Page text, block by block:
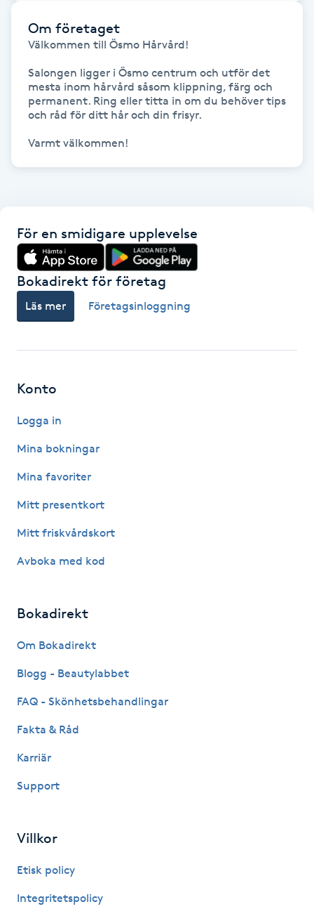
Huduppstramning
Hudvård
Hypnos
Hårborttagning
Hälsa
Japansk massage
Keratinbehandling
Om företaget
Välkommen till Ösmo Hårvård!
Salongen ligger i Ösmo centrum och utför det
mesta inom hårvård såsom klippning, färg och
permanent. Ring eller titta in om du behöver tips
och råd för ditt hår och din frisyr.
Varmt välkommen!
För en smidigare upplevelse
Bokadirekt för företag
Läs mer Företagsinloggning
Konto
Logga in
Mina bokningar
Mina favoriter
Mitt presentkort
Mitt friskvårdskort
Avboka med kod
Bokadirekt
Om Bokadirekt
Blogg - Beautylabbet
FAQ - Skönhetsbehandlingar
Fakta & Råd
Karriär
Support
Villkor
Etisk policy
Integritetspolicy